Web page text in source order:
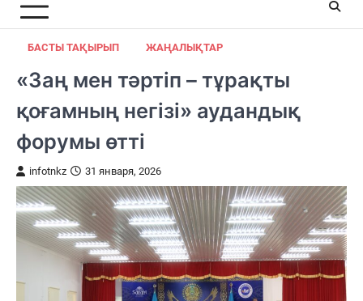
БАСТЫ ТАҚЫРЫП ЖАҢАЛЫҚТАР
«Заң мен тәртіп – тұрақты
қоғамның негізі» аудандық
форумы өтті
infotnkz 31 января, 2026